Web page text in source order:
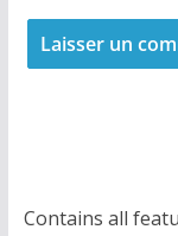
Contains all